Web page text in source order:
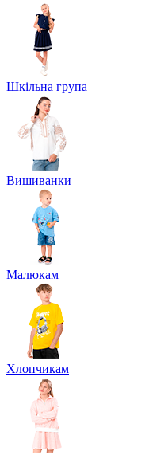
Шкільна група
Вишиванки
Малюкам
Хлопчикам